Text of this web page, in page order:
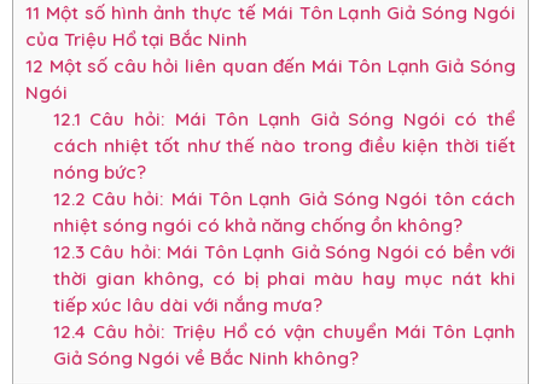
11 Một số hình ảnh thực tế Mái Tôn Lạnh Giả Sóng Ngói
của Triệu Hổ tại Bắc Ninh
12 Một số câu hỏi liên quan đến Mái Tôn Lạnh Giả Sóng
Ngói
12.1 Câu hỏi: Mái Tôn Lạnh Giả Sóng Ngói có thể
cách nhiệt tốt như thế nào trong điều kiện thời tiết
nóng bức?
12.2 Câu hỏi: Mái Tôn Lạnh Giả Sóng Ngói tôn cách
nhiệt sóng ngói có khả năng chống ồn không?
12.3Câu hỏi: Mái Tôn Lạnh Giả Sóng Ngói có bền với
thời gian không, có bị phai màu hay mục nát khi
tiếp xúc lâu dài với nắng mưa?
12.4 Câu hỏi: Triệu Hổ có vận chuyển Mái Tôn Lạnh
Giả Sóng Ngói về Bắc Ninh không?